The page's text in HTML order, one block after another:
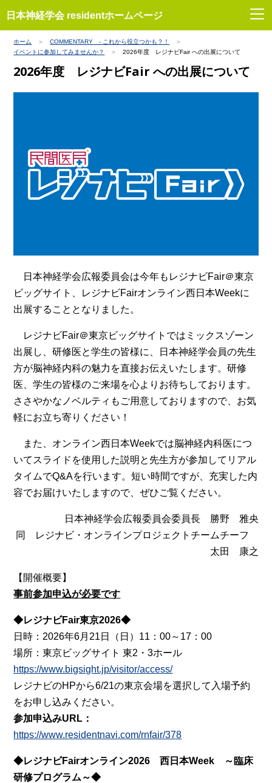
日本神経学会 residentホームページ
ホーム
COMMENTARY - これから役立つかも？！
イベントに参加してみませんか？
2026年度 レジナビFair への出展について
2026年度 レジナビFair への出展について
日本神経学会広報委員会は今年もレジナビFair＠東京
ビッグサイト、レジナビFairオンライン西日本Weekに
出展することとなりました。
レジナビFair＠東京ビッグサイトではミックスゾーン
出展し、研修医と学生の皆様に、日本神経学会員の先生
方が脳神経内科の魅力を直接お伝えいたします。研修
医、学生の皆様のご来場を心よりお待ちしております。
ささやかなノベルティもご用意しておりますので、お気
軽にお立ち寄りください！
また、オンライン西日本Weekでは脳神経内科医につ
いてスライドを使用した説明と先生方が参加してリアル
タイムでQ&Aを行います。短い時間ですが、充実した内
容でお届けいたしますので、ぜひご覧ください。
日本神経学会広報委員会委員長 勝野 雅央
同 レジナビ・オンラインプロジェクトチームチーフ
太田 康之
【開催概要】
事前参加申込が必要です
◆レジナビFair東京2026◆
日時：2026年6月21日（日）11：00～17：00
場所：東京ビッグサイト 東2・3ホール
https://www.bigsight.jp/visitor/access/
レジナビのHPから6/21の東京会場を選択して入場予約
をお申し込みください。
参加申込みURL：
https://www.residentnavi.com/rnfair/378
◆レジナビFairオンライン2026 西日本Week ～臨床
研修プログラム～◆